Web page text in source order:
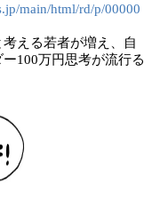
main/html/rd/p/00000
える若者が増え、自
100万円思考が流行る